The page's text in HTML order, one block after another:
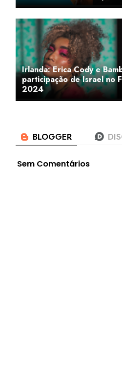
Irlanda: Erica Cody e
participação de Israel no
2024
Sem Comentários